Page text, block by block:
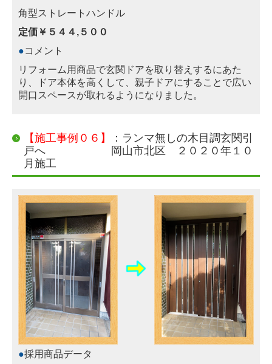
角型ストレートハンドル
定価￥５４４,５００
●コメント
リフォーム用商品で玄関ドアを取り替えするにあた
り、ドア本体を高くして、親子ドアにすることで広い
開口スペースが取れるようになりました。
【施工事例０６】
：ランマ無しの木目調玄関引
戸へ 岡山市北区 ２０２０年１０
月施工
●採用商品データ